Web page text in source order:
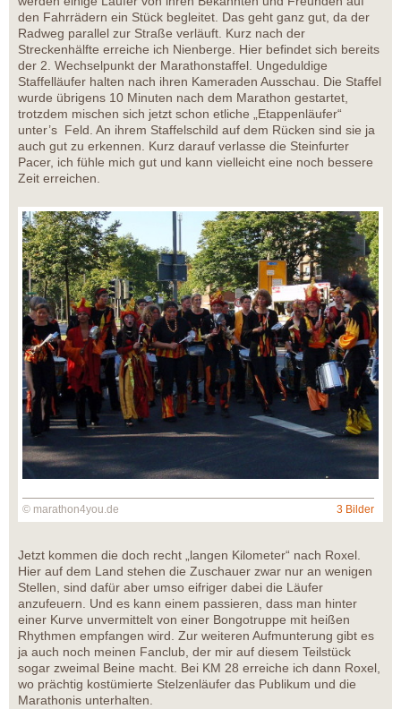
den Fahrrädern ein Stück begleitet. Das geht ganz gut, da der
Radweg parallel zur Straße verläuft. Kurz nach der
Streckenhälfte erreiche ich Nienberge. Hier befindet sich bereits
der 2. Wechselpunkt der Marathonstaffel. Ungeduldige
Staffelläufer halten nach ihren Kameraden Ausschau. Die Staffel
wurde übrigens 10 Minuten nach dem Marathon gestartet,
trotzdem mischen sich jetzt schon etliche „Etappenläufer“
unter’s Feld. An ihrem Staffelschild auf dem Rücken sind sie ja
auch gut zu erkennen. Kurz darauf verlasse die Steinfurter
Pacer, ich fühle mich gut und kann vielleicht eine noch bessere
Zeit erreichen.
© marathon4you.de 3 Bilder
Jetzt kommen die doch recht „langen Kilometer“ nach Roxel.
Hier auf dem Land stehen die Zuschauer zwar nur an wenigen
Stellen, sind dafür aber umso eifriger dabei die Läufer
anzufeuern. Und es kann einem passieren, dass man hinter
einer Kurve unvermittelt von einer Bongotruppe mit heißen
Rhythmen empfangen wird. Zur weiteren Aufmunterung gibt es
ja auch noch meinen Fanclub, der mir auf diesem Teilstück
sogar zweimal Beine macht. Bei KM 28 erreiche ich dann Roxel,
wo prächtig kostümierte Stelzenläufer das Publikum und die
Marathonis unterhalten.